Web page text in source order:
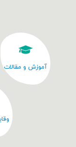
آموزش و مقالات